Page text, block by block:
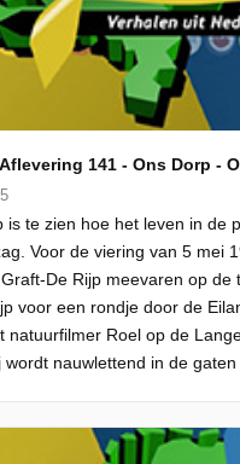
141 - Ons Dorp -
is te zien hoe het leven in de
Voor de viering van 5 mei
De Rijp meevaren op de
voor een rondje door de
natuurfilmer Roel op de
nauwlettend in de gaten